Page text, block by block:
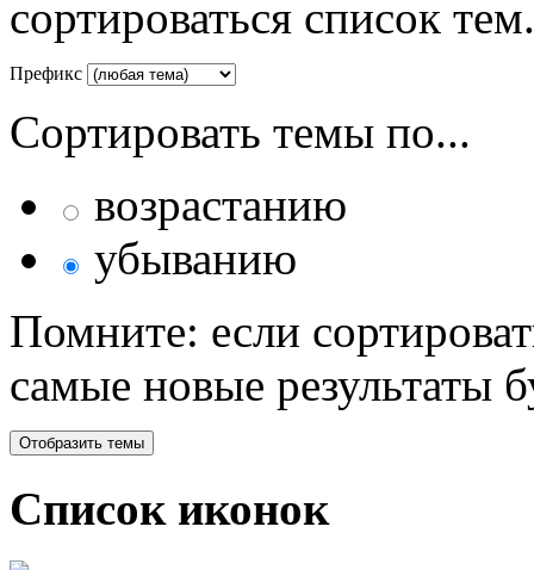
сортироваться список тем.
Префикс
Сортировать темы по...
возрастанию
убыванию
Помните: если
самые новые результаты
Список иконок